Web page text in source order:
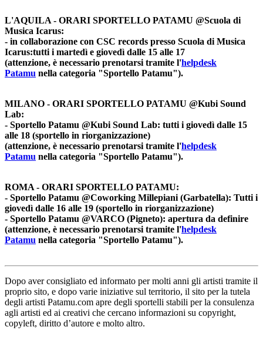
L'AQUILA - ORARI SPORTELLO PATAMU @Scuola di
Musica Icarus:
- in collaborazione con CSC records presso Scuola di Musica
Icarus:tutti i martedì e giovedì dalle 15 alle 17
(attenzione, è necessario prenotarsi tramite l'helpdesk
Patamu nella categoria "Sportello Patamu").
MILANO - ORARI SPORTELLO PATAMU @Kubi Sound
Lab:
- Sportello Patamu @Kubi Sound Lab: tutti i giovedì dalle 15
alle 18 (sportello in riorganizzazione)
(attenzione, è necessario prenotarsi tramite l'helpdesk
Patamu nella categoria "Sportello Patamu").
ROMA - ORARI SPORTELLO PATAMU:
- Sportello Patamu @Coworking Millepiani (Garbatella): Tutti i
giovedì dalle 16 alle 19 (sportello in riorganizzazione)
- Sportello Patamu @VARCO (Pigneto): apertura da definire
(attenzione, è necessario prenotarsi tramite l'helpdesk
Patamu nella categoria "Sportello Patamu").
Dopo aver consigliato ed informato per molti anni gli artisti tramite il
proprio sito, e dopo varie iniziative sul territorio, il sito per la tutela
degli artisti Patamu.com apre degli sportelli stabili per la consulenza
agli artisti ed ai creativi che cercano informazioni su copyright,
copyleft, diritto d’autore e molto altro.